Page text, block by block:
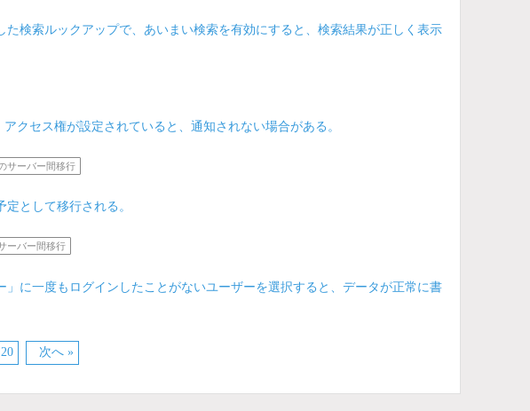
検索ルックアップで、あいまい検索を有効にすると、検索結果が正しく表示
クセス権が設定されていると、通知されない場合がある。
サーバー間移行
として移行される。
ーバー間移行
に一度もログインしたことがないユーザーを選択すると、データが正常に書
20 次へ »